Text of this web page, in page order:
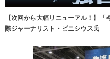
【次回から大幅リニューアル！】
際ジャーナリスト・ビニシウス氏